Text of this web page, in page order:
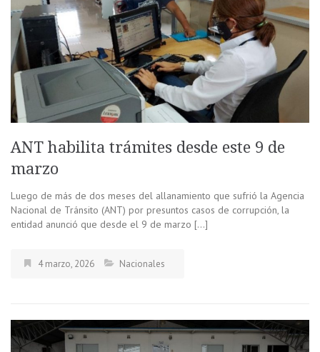
ANT habilita trámites desde este 9 de
marzo
Luego de más de dos meses del allanamiento que sufrió la Agencia
Nacional de Tránsito (ANT) por presuntos casos de corrupción, la
entidad anunció que desde el 9 de marzo […]
4 marzo, 2026 Nacionales